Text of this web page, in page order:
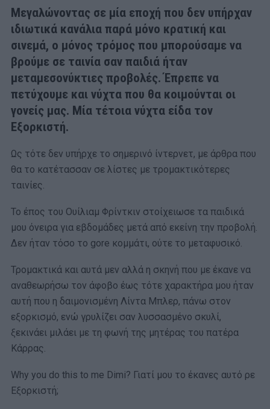
Μεγαλώνοντας σε μία εποχή που δεν υπήρχαν
ιδιωτικά κανάλια παρά μόνο κρατική και
σινεμά, ο μόνος τρόμος που μπορούσαμε να
βρούμε σε ταινία σαν παιδιά ήταν
μεταμεσονύκτιες προβολές. Έπρεπε να
πετύχουμε και νύχτα που θα κοιμούνται οι
γονείς μας. Μία τέτοια νύχτα είδα τον
Εξορκιστή.
Ως τότε δεν υπήρχε το σημερινό ίντερνετ, με άρθρα που
θα το κατέτασσαν σε λίστες με τρομακτικότερες
ταινίες.
Το έπος του Ουίλιαμ Φρίντκιν στοίχειωσε τα παιδικά
μου όνειρα για εβδομάδες μετά από εκείνη την προβολή.
Δεν ήταν τόσο το gore κομμάτι, ούτε το μεταφυσικό.
Τρομακτικά και αυτά μεν αλλά η σκηνή που με έκανε να
αναθεωρήσω τον άφοβο έως τότε χαρακτήρα μου ήταν
αυτή που η δαιμονισμένη Λίντα Μπλερ, πάνω στον
εξορκισμό, ενώ γρυλίζει σαν λυσσασμένο σκυλί,
ξεκινάει μιλάει με τη φωνή της μητέρας του πατέρα
Κάρρας.
Why you do this to me Dimi? Γιατί μου το έκανες αυτό ρε
Εξορκιστή;